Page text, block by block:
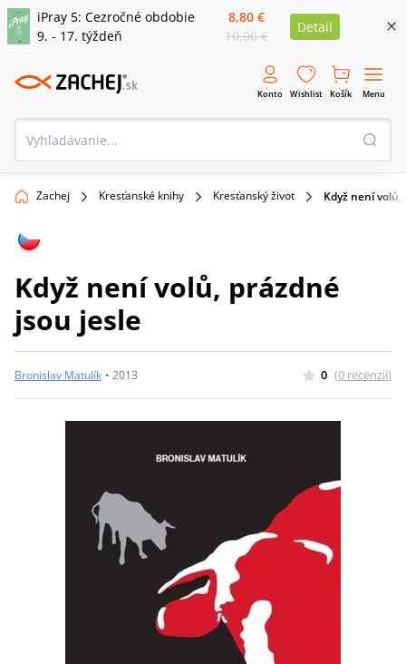
iPray 5: Cezročné obdobie
9. - 17. týždeň
8,80 €
10,00 €
Detail
Konto Wishlist Košík Menu
Zachej Kresťanské knihy Kresťanský život Když není
Když není volů, prázdné
jsou jesle
Bronislav Matulík • 2013 0 (0 recenzií)